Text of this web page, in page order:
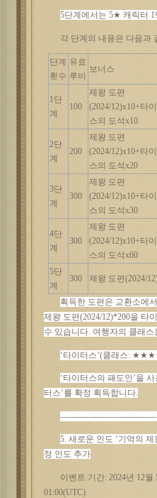
5단계에서는 5★ 캐릭터
각 단계의 내용은 다음과
단계
횟수
유료
루비
보너스
1단
계
100
제왕 도편
(2024/12)x10+타이
스의 도석x10
2단
계
200
제왕 도편
(2024/12)x10+타이
스의 도석x20
3단
계
300
제왕 도편
(2024/12)x10+타이
스의 도석x30
4단
계
300
제왕 도편
(2024/12)x10+타이
스의 도석x60
5단
계
300 제왕 도편(2024/
획득한 도편은 교환소에서
제왕 도편(2024/12)*200을 타
수 있습니다. 여행자의 클래
‘타이터스’(클래스:
‘타이터스의 패도인’을
터스’를 확정 획득합니다.
5. 새로운 인도 ‘기억의 제
정 인도 추가
이벤트 기간: 2024년 12월
01:00(UTC)